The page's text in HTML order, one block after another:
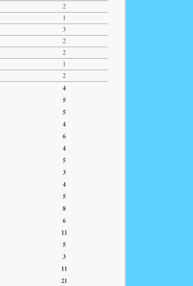
2
1
3
2
2
1
2
4
5
5
4
6
4
5
3
4
5
8
6
11
5
3
11
21